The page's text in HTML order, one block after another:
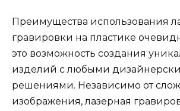
Преимущества использования
гравировки на пластике
это возможность создания
изделий с любыми
решениями. Независимо от
изображения, лазерная